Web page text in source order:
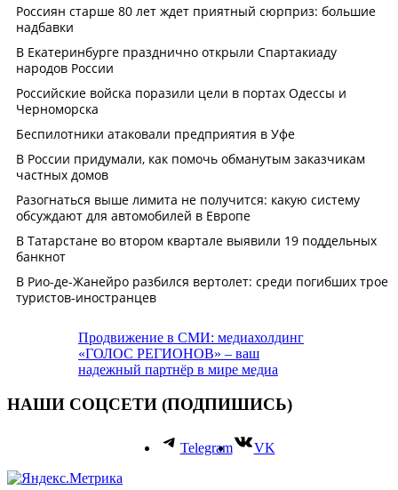
Продвижение в СМИ: медиахолдинг
«ГОЛОС РЕГИОНОВ» – ваш
надежный партнёр в мире медиа
НАШИ СОЦСЕТИ (ПОДПИШИСЬ)
Telegram VK